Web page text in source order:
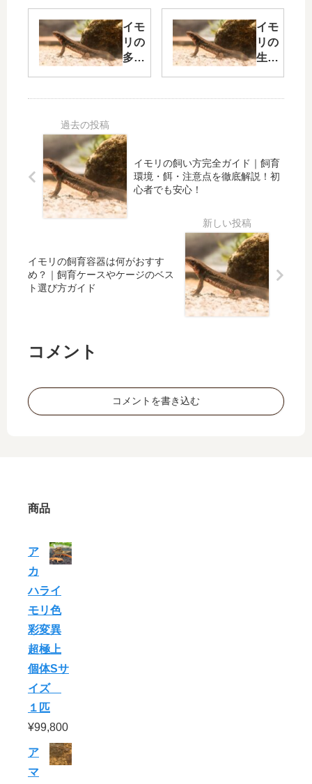
きは
必
要？
水道
まま
うこ
とは
でき
る？
完全
ガイ
ド
【適
正温
季節
く解
説
イモ
リの
多頭
メリ
ット
と失
敗し
ない
コツ
イモ
リの
生息
説！
アカ
分
布・
生息
環
境・
採集
イモリの飼い方完全ガイド｜飼育
環境・餌・注意点を徹底解説！初
心者でも安心！
イモリの飼育容器は何がおすす
め？｜飼育ケースやケージのベス
ト選び方ガイド
コメント
コメントを書き込む
商品
ア
カ
ハライ
モリ色
彩変異
超極上
個体Sサ
イズ
１匹
¥99,800
ア
マ